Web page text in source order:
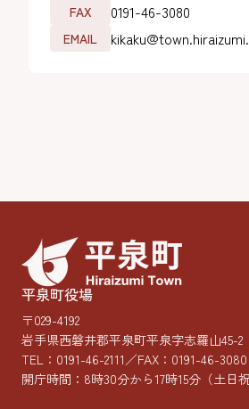
FAX 0191-46-3080
EMAIL
平泉町役場
〒029-4192
岩手県西磐井郡平泉町平泉字志羅山45-2
TEL： 0191-46-2111／FAX：0191-46-3080
開庁時間：8時30分から17時15分 （土日